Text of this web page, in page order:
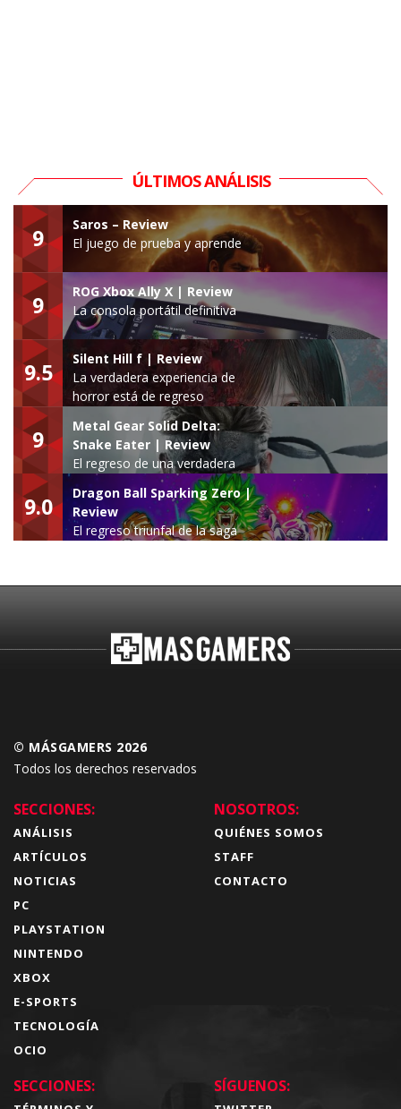
ÚLTIMOS ANÁLISIS
9
Saros – Review
El juego de prueba y aprende
9
ROG Xbox Ally X | Review
La consola portátil definitiva
9.5
Silent Hill f | Review
La verdadera experiencia de
horror está de regreso
9
Metal Gear Solid Delta:
Snake Eater | Review
El regreso de una verdadera
leyenda
9.0
Dragon Ball Sparking Zero |
Review
El regreso triunfal de la saga
© MÁSGAMERS 2026
Todos los derechos reservados
SECCIONES:
ANÁLISIS
ARTÍCULOS
NOTICIAS
PC
PLAYSTATION
NINTENDO
XBOX
E-SPORTS
TECNOLOGÍA
OCIO
NOSOTROS:
QUIÉNES SOMOS
STAFF
CONTACTO
SECCIONES: SÍGUENOS: